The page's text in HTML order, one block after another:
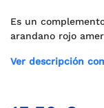
Es un
arandano rojo
Ver descripción